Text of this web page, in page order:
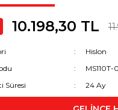
10.198,30 TL
Hislon
MS110T-
Süresi
24 Ay